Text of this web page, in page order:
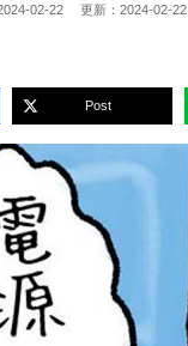
02-22 更新： 2024-02-22
Post